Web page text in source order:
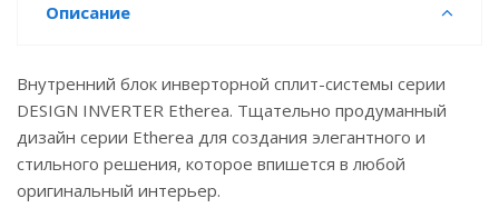
Описание
Внутренний блок инверторной сплит-системы серии
DESIGN INVERTER Etherea. Тщательно продуманный
дизайн серии Etherea для создания элегантного и
стильного решения, которое впишется в любой
оригинальный интерьер.